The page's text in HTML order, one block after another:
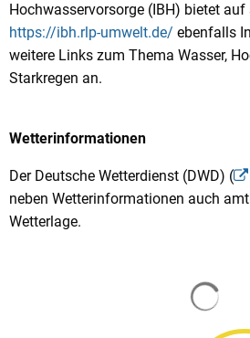
Hochwasservorsorge (IBH) bietet auf
https://ibh.rlp-umwelt.de/ ebenfalls
weitere Links zum Thema Wasser,
Starkregen an.
Wetterinformationen
Der Deutsche Wetterdienst (DWD) (
neben Wetterinformationen auch
Wetterlage.